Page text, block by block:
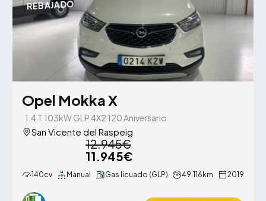
REBAJADO
Opel Mokka X
1.4 T 103kW GLP 4X2 120 Aniversario
San Vicente del Raspeig
12.945€
11.945€
140cv Manual Gas licuado (GLP) 49.116km 2019